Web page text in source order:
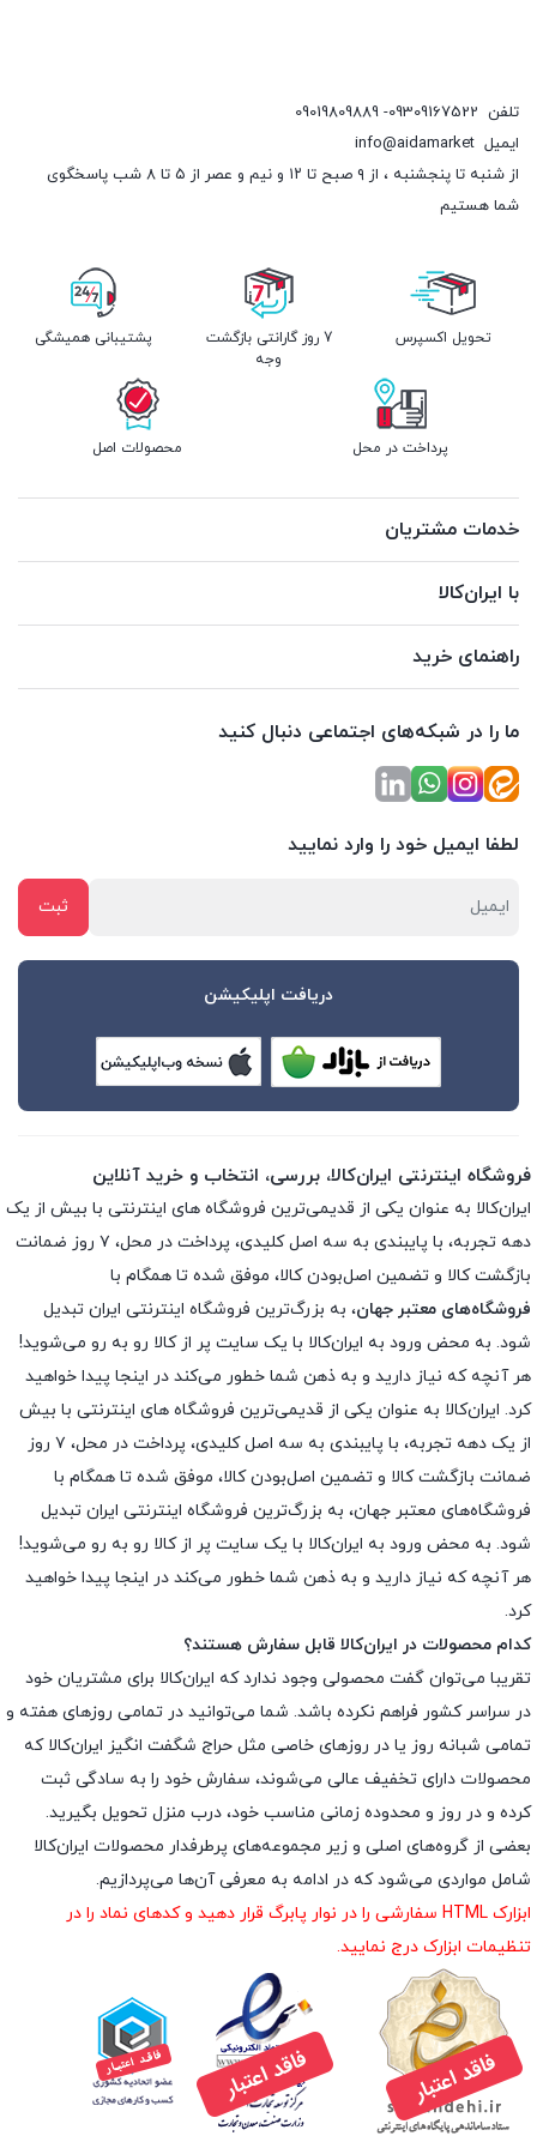
تلفن 09309167522- 09019809889
ایمیل info@aidamarket
از شنبه تا پنجشنبه ، از ۹ صبح تا ۱۲ و نیم و عصر از ۵ تا ۸ شب پاسخگوی
شما هستیم
تحویل اکسپرس
7 روز گارانتی بازگشت
وجه
پشتیبانی همیشگی
پرداخت در محل محصولات اصل
خدمات مشتریان
با ایران‌کالا
راهنمای خرید
ما را در شبکه‌های اجتماعی دنبال کنید
لطفا ایمیل خود را وارد نمایید
دریافت اپلیکیشن
فروشگاه اینترنتی ایران‌کالا، بررسی، انتخاب و خرید آنلاین
ایران‌کالا به عنوان یکی از قدیمی‌ترین فروشگاه های اینترنتی با بیش از یک
دهه تجربه، با پایبندی به سه اصل کلیدی، پرداخت در محل، ۷ روز ضمانت
بازگشت کالا و تضمین اصل‌بودن کالا، موفق شده تا همگام با
فروشگاه‌های معتبر جهان، به بزرگ‌ترین فروشگاه اینترنتی ایران تبدیل
شود. به محض ورود به ایران‌کالا با یک سایت پر از کالا رو به رو می‌شوید!
هر آنچه که نیاز دارید و به ذهن شما خطور می‌کند در اینجا پیدا خواهید
کرد. ایران‌کالا به عنوان یکی از قدیمی‌ترین فروشگاه های اینترنتی با بیش
از یک دهه تجربه، با پایبندی به سه اصل کلیدی، پرداخت در محل، ۷ روز
ضمانت بازگشت کالا و تضمین اصل‌بودن کالا، موفق شده تا همگام با
فروشگاه‌های معتبر جهان، به بزرگ‌ترین فروشگاه اینترنتی ایران تبدیل
شود. به محض ورود به ایران‌کالا با یک سایت پر از کالا رو به رو می‌شوید!
هر آنچه که نیاز دارید و به ذهن شما خطور می‌کند در اینجا پیدا خواهید
کرد.
کدام محصولات در ایران‌کالا قابل سفارش هستند؟
تقریبا می‌توان گفت محصولی وجود ندارد که ایران‌کالا برای مشتریان خود
در سراسر کشور فراهم نکرده باشد. شما می‌توانید در تمامی روزهای هفته و
تمامی شبانه روز یا در روزهای خاصی مثل حراج شگفت انگیز ایران‌کالا که
محصولات دارای تخفیف عالی می‌شوند، سفارش خود را به سادگی ثبت
کرده و در روز و محدوده زمانی مناسب خود، درب منزل تحویل بگیرید.
بعضی از گروه‌های اصلی و زیر مجموعه‌های پرطرفدار محصولات ایران‌کالا
شامل مواردی می‌شود که در ادامه به معرفی آن‌ها می‌پردازیم.
ابزارک HTML سفارشی را در نوار پابرگ قرار دهید و کدهای نماد را در
تنظیمات ابزارک درج نمایید.